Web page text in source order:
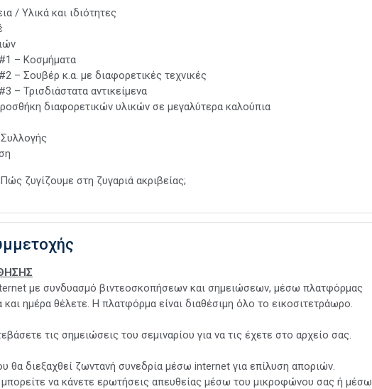
/ Υλικά και ιδιότητες
– Κοσμήματα
– Σουβέρ κ.α. με διαφορετικές τεχνικές
– Τρισδιάστατα αντικείμενα
διαφορετικών υλικών σε μεγαλύτερα καλούπια
ζυγίζουμε στη ζυγαριά ακριβείας;
με συνδυασμό βιντεοσκοπήσεων και σημειώσεων, μέσω πλατφόρμας
ημέρα θέλετε. Η πλατφόρμα είναι διαθέσιμη όλο το εικοσιτετράωρο.
τις σημειώσεις του σεμιναρίου για να τις έχετε στο αρχείο σας.
θα διεξαχθεί ζωντανή συνεδρία μέσω internet για επίλυση αποριών.
να κάνετε ερωτήσεις απευθείας μέσω του μικροφώνου σας ή μέσω